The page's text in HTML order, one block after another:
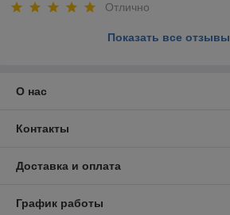
Отлично
Показать все отзывы
О нас
Контакты
Доставка и оплата
График работы